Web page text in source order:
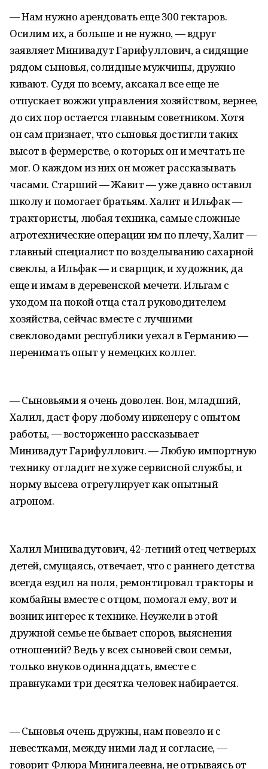
— Нам нужно арендовать еще 300 гектаров.
Осилим их, а больше и не нужно, — вдруг
заявляет Минивадут Гарифуллович, а сидящие
рядом сыновья, солидные мужчины, дружно
кивают. Судя по всему, аксакал все еще не
отпускает вожжи управления хозяйством, вернее,
до сих пор остается главным советником. Хотя
он сам признает, что сыновья достигли таких
высот в фермерстве, о которых он и мечтать не
мог. О каждом из них он может рассказывать
часами. Старший — Жавит — уже давно оставил
школу и помогает братьям. Халит и Ильфак —
трактористы, любая техника, самые сложные
агротехнические операции им по плечу, Халит —
главный специалист по возделыванию сахарной
свеклы, а Ильфак — и сварщик, и художник, да
еще и имам в деревенской мечети. Ильгам с
уходом на покой отца стал руководителем
хозяйства, сейчас вместе с лучшими
свекловодами республики уехал в Германию —
перенимать опыт у немецких коллег.
— Сыновьями я очень доволен. Вон, младший,
Халил, даст фору любому инженеру с опытом
работы, — восторженно рассказывает
Минивадут Гарифуллович. — Любую импортную
технику отладит не хуже сервисной службы, и
норму высева отрегулирует как опытный
агроном.
Халил Минивадутович, 42-летний отец четверых
детей, смущаясь, отвечает, что с раннего детства
всегда ездил на поля, ремонтировал тракторы и
комбайны вместе с отцом, помогал ему, вот и
возник интерес к технике. Неужели в этой
дружной семье не бывает споров, выяснения
отношений? Ведь у всех сыновей свои семьи,
только внуков одиннадцать, вместе с
правнуками три десятка человек набирается.
— Сыновья очень дружны, нам повезло и с
невестками, между ними лад и согласие, —
говорит Флюра Минигалеевна, не отрываясь от